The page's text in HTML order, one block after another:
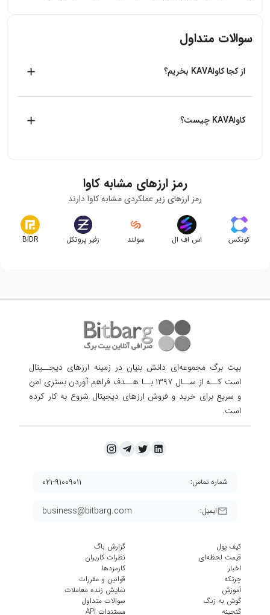
سوالات متداول
از کجا کاواKAVA بخریم؟
بیت برگ اولین صرافی آنلاین خرید و فروش ارزهای دیجیتال
خرید در بیت برگ، KAVA بخرید.
کاواKAVA چیست؟
رمز ارزهای مشابهکاوا
رمز ارزهای زیر عملکردی مشابهکاوادارند
کونکس اس اف ال سولند زفیر پروتکل BIDR
بیت برگ مجموعه‌ای دانش بنیان در زمینه ارزهای دیجــیتال
است کــه از ســال ۱۳۹۷ بــا هــدف فراهم آوردن
بستری امن
و سریع برای خرید و فروش ارزهای دیجیتال شروع به کار کرده
است.
ایمیل: business@bitbarg.com
شماره تماس: ۰۲۱-۹۱۰۰۹۰۱۱
کیف پول
قیمت لحظه‌ای
اخبار
چرتکه
آموزش
گوش به زنگ
گنجینه
گزارش باگ
نظرات کاربران
کارمزد‌ها
قوانین و مقررات
نمایش زنده معاملات
سوالات متداول
مستندات API